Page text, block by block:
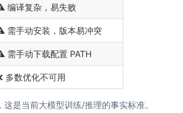
编译复杂，易失败
需手动安装，版本易冲突
需手动下载配置 PATH
多数优化不可用
是当前大模型训练/推理的事实标准。